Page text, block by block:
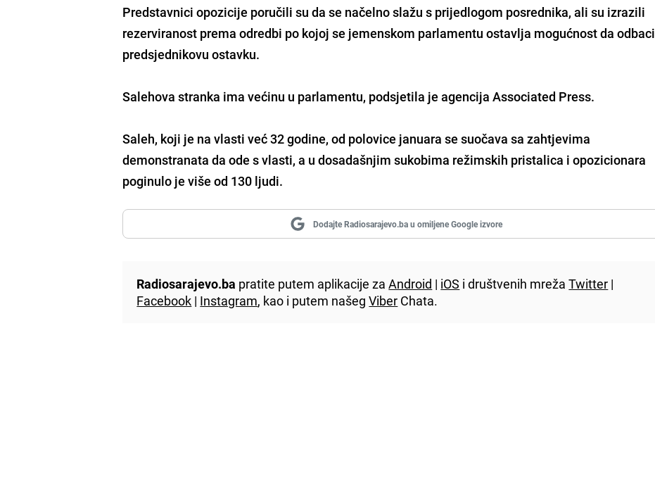
Predstavnici opozicije poručili su da se načelno slažu s prijedlogom posrednika, ali su izrazili
rezerviranost prema odredbi po kojoj se jemenskom parlamentu ostavlja mogućnost da odbaci
predsjednikovu ostavku.
Salehova stranka ima većinu u parlamentu, podsjetila je agencija Associated Press.
Saleh, koji je na vlasti već 32 godine, od polovice januara se suočava sa zahtjevima
demonstranata da ode s vlasti, a u dosadašnjim sukobima režimskih pristalica i opozicionara
poginulo je više od 130 ljudi.
Dodajte Radiosarajevo.ba u omiljene Google izvore
Radiosarajevo.ba pratite putem aplikacije zaAndroid | iOS i društvenih mrežaTwitter |
Facebook | Instagram, kao i putem našegViber Chata.